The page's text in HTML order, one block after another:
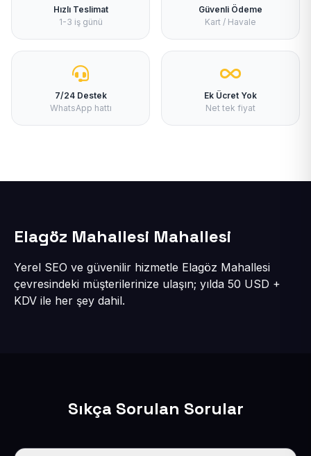
Hızlı Teslimat
1-3 iş günü
Güvenli Ödeme
Kart / Havale
7/24 Destek
WhatsApp hattı
Ek Ücret Yok
Net tek fiyat
Elagöz Mahallesi Mahallesi
Yerel SEO ve güvenilir hizmetle Elagöz Mahallesi
çevresindeki müşterilerinize ulaşın; yılda 50 USD +
KDV ile her şey dahil.
Sıkça Sorulan Sorular